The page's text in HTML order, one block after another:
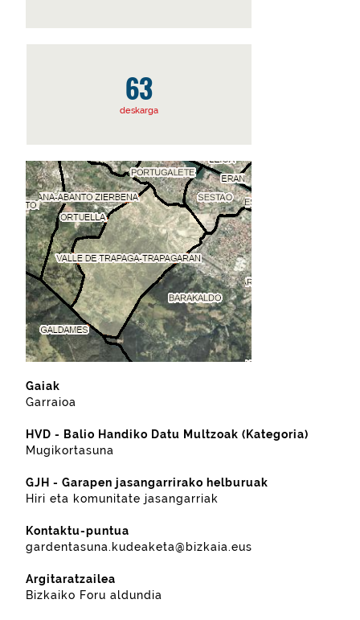
63
deskarga
Gaiak
Garraioa
HVD - Balio Handiko Datu Multzoak (Kategoria)
Mugikortasuna
GJH - Garapen jasangarrirako helburuak
Hiri eta komunitate jasangarriak
Kontaktu-puntua
gardentasuna.kudeaketa@bizkaia.eus
Argitaratzailea
Bizkaiko Foru aldundia